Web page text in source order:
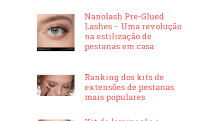
Nanolash Pre-Glued
Lashes – Uma revolução
na estilização de
pestanas em casa
Ranking dos kits de
extensões de pestanas
mais populares